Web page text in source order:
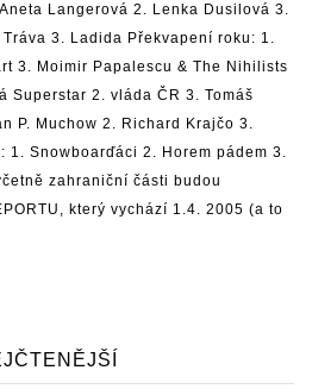
Langerová 2. Lenka Dusilová 3.
3. Ladida Překvapení roku: 1.
3. Moimir Papalescu & The Nihilists
Superstar 2. vláda ČR 3. Tomáš
P. Muchow 2. Richard Krajčo 3.
1. Snowboarďáci 2. Horem pádem 3.
zahraniční části budou
který vychází 1.4. 2005 (a to